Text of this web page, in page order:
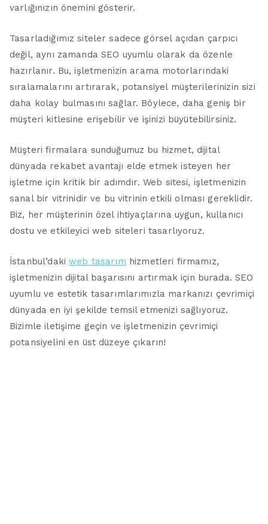
varlığınızın önemini gösterir.
Tasarladığımız siteler sadece görsel açıdan çarpıcı
değil, aynı zamanda SEO uyumlu olarak da özenle
hazırlanır. Bu, işletmenizin arama motorlarındaki
sıralamalarını artırarak, potansiyel müşterilerinizin sizi
daha kolay bulmasını sağlar. Böylece, daha geniş bir
müşteri kitlesine erişebilir ve işinizi büyütebilirsiniz.
Müşteri firmalara sunduğumuz bu hizmet, dijital
dünyada rekabet avantajı elde etmek isteyen her
işletme için kritik bir adımdır. Web sitesi, işletmenizin
sanal bir vitrinidir ve bu vitrinin etkili olması gereklidir.
Biz, her müşterinin özel ihtiyaçlarına uygun, kullanıcı
dostu ve etkileyici web siteleri tasarlıyoruz.
İstanbul’dakiweb tasarım hizmetleri firmamız,
işletmenizin dijital başarısını artırmak için burada. SEO
uyumlu ve estetik tasarımlarımızla markanızı çevrimiçi
dünyada en iyi şekilde temsil etmenizi sağlıyoruz.
Bizimle iletişime geçin ve işletmenizin çevrimiçi
potansiyelini en üst düzeye çıkarın!